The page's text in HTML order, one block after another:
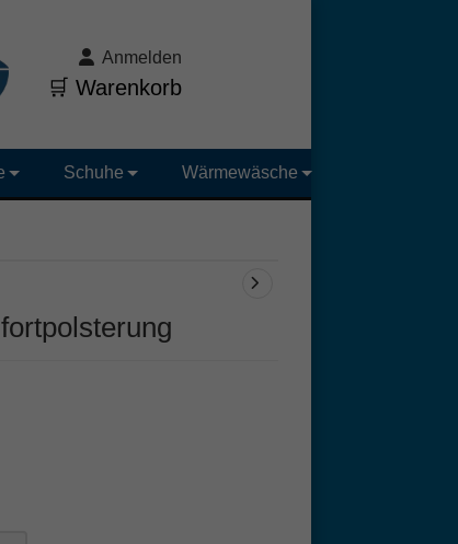
Anmelden
🛒 Warenkorb
Schuhe Wärmewäsche